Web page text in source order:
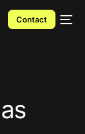
Contact